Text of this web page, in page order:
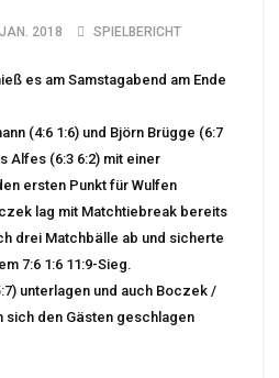
2018 SPIELBERICHT
es am Samstagabend am Ende
(4:6 1:6) und Björn Brügge (6:7
Alfes (6:3 6:2) mit einer
ersten Punkt für Wulfen
lag mit Matchtiebreak bereits
drei Matchbälle ab und sicherte
7:6 1:6 11:9-Sieg.
unterlagen und auch Boczek /
sich den Gästen geschlagen